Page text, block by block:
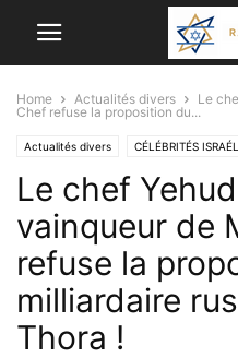
Home Actualités divers
Le
Chef refuse la proposition du...
Actualités divers CÉLÉBRITÉS
CULTURE, DIVERTISSEMENT EN ISRAËL
JUDAISME/ RELIGION
Le chef
vainqueur de
refuse la
milliardaire
Thora !